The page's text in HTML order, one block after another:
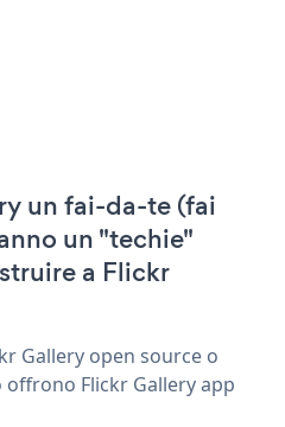
un fai-da-te (fai
un "techie"
a Flickr
Gallery open source o
Flickr Gallery app